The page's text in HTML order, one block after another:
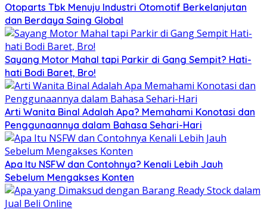
Otoparts Tbk Menuju Industri Otomotif Berkelanjutan
dan Berdaya Saing Global
Sayang Motor Mahal tapi Parkir di Gang Sempit? Hati-
hati Bodi Baret, Bro!
Arti Wanita Binal Adalah Apa? Memahami Konotasi dan
Penggunaannya dalam Bahasa Sehari-Hari
Apa Itu NSFW dan Contohnya? Kenali Lebih Jauh
Sebelum Mengakses Konten